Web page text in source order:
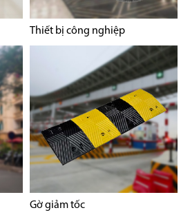
Thiết bị công nghiệp
Gờ giảm tốc